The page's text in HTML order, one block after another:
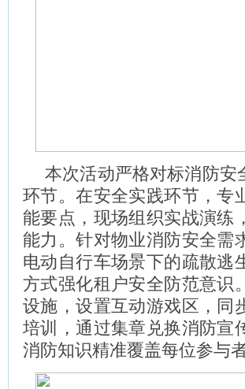
本次活动严格对标消防安
环节。在安全实践环节，专
能要点，现场组织实战演练
能力。针对物业消防安全需
电动自行车场景下的疏散逃
方式强化租户安全防范意识
设施，设置互动游戏区，同
培训，通过集章兑换消防宣
消防知识精准覆盖每位参与者